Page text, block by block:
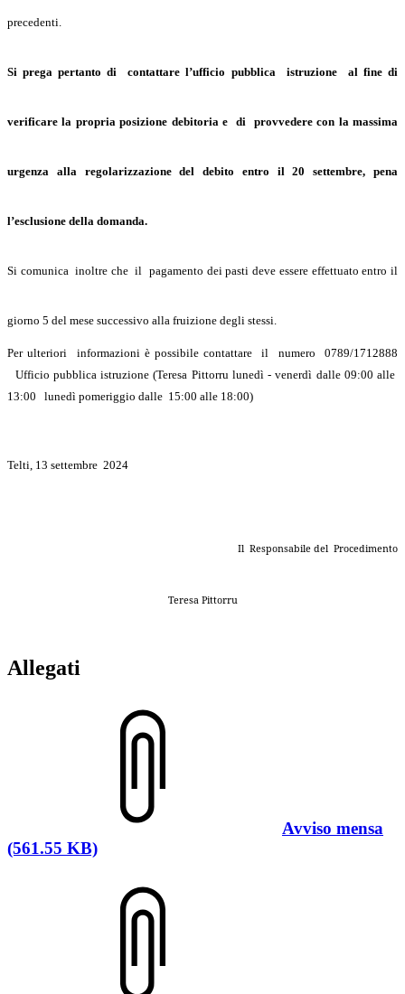
precedenti.
Si prega pertanto di contattare l’ufficio pubblica istruzione al fine di
verificare la propria posizione debitoria e di provvedere con la massima
urgenza alla regolarizzazione del debito entro il 20 settembre, pena
l’esclusione della domanda.
Si comunica inoltre che il pagamento dei pasti deve essere effettuato entro il
giorno 5 del mese successivo alla fruizione degli stessi.
Perulteriori informazioni è possibile contattare il numero 0789/1712888
Ufficio pubblica istruzione(Teresa Pittorru lunedì - venerdì dalle 09:00 alle
13:00 lunedì pomeriggio dalle 15:00 alle 18:00)
Telti, 13 settembre 2024
Il Responsabile del Procedimento
Teresa Pittorru
Allegati
Avviso mensa
(561.55 KB)